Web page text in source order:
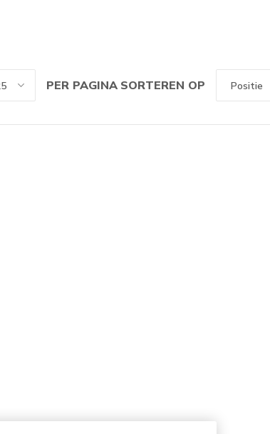
SORTEREN OP
PER PAGINA